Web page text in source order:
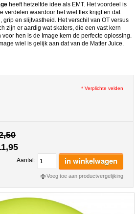
heeft hetzelfde idee als EMT. Het voordeel is
verdelen waardoor het wiel flex krijgt en dat
grip en slijtvastheid. Het verschil van OT versus
zijn er aardig wat skaters, die een vast kern
hen is de Image kern de perfecte oplossing.
wiel is gelijk aan dat van de Matter Juice.
* Verplichte velden
Aantal: in winkelwagen
Voeg toe aan productvergelijking